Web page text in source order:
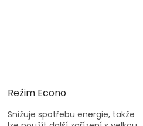
Režim Econo
Snižuje spotřebu energie, takže